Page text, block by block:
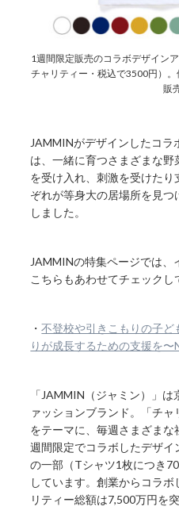
1週間限定販売のコラボデザイン
チャリティー・税込で3500円）
販
JAMMINがデザインしたコ
は、一緒に育つさまざまな
を受け入れ、刺激を受けた
ぞれが等身大の居場所を見
しました。
JAMMINの特集ページでは、
こちらもあわせてチェックし
・不登校や引きこもりの子ど
りが成長するための支援を
「JAMMIN（ジャミン）」
ァッションブランド。「チャ
をテーマに、毎週さまざまな
週間限定でコラボしたデザ
の一部（Tシャツ1枚につき
しています。創業からコラ
リティー総額は7,500万円を